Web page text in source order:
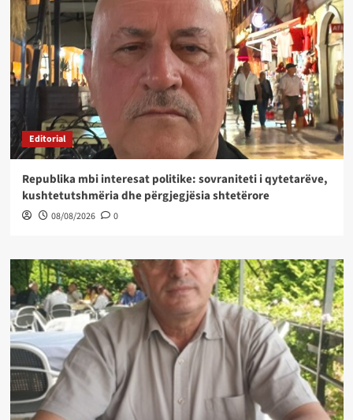
Editorial
Republika mbi interesat politike: sovraniteti i qytetarëve,
kushtetutshmëria dhe përgjegjësia shtetërore
08/08/2026 0